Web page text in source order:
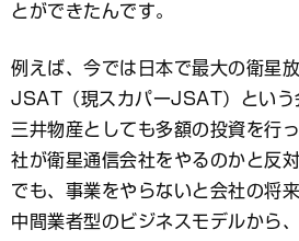
とができたんです。
例えば、今では日本で最大の衛星
JSAT（現スカパーJSAT）という
三井物産としても多額の投資を行
社が衛星通信会社をやるのかと反
でも、事業をやらないと会社の将
中間業者型のビジネスモデルから